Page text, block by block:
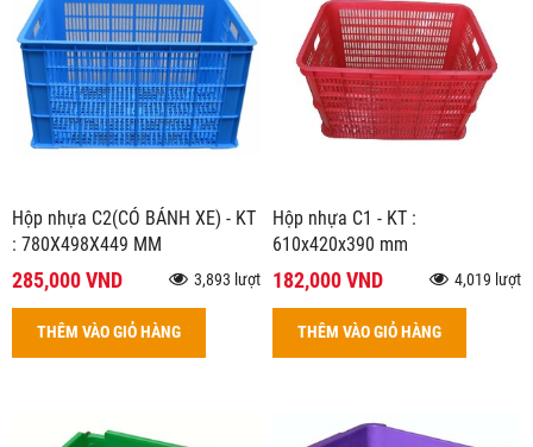
Hộp nhựa C2(CÓ BÁNH XE) - KT
: 780X498X449 MM
285,000 VND 3,893 lượt
THÊM VÀO GIỎ HÀNG
Hộp nhựa C1 - KT :
610x420x390 mm
182,000 VND 4,019 lượt
THÊM VÀO GIỎ HÀNG